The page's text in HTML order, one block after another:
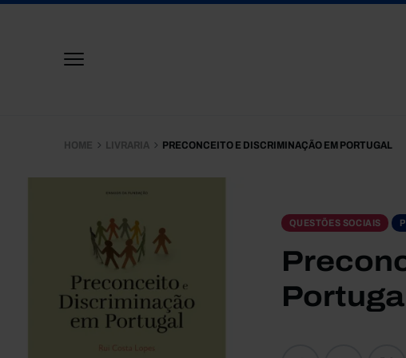
HOME LIVRARIA PRECONCEITO E DISCRIMINAÇÃO EM PORTUGAL
QUESTÕES SOCIAIS
Portugal